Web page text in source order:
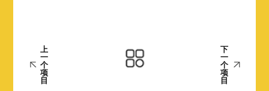
上
一
个
项
目
下
一
个
项
目